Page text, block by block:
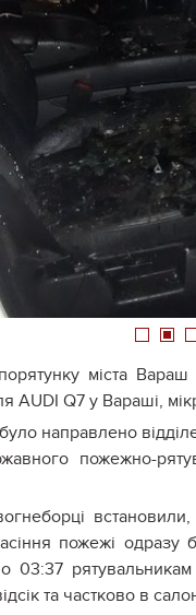
1 2
міста
AUDI Q7 у Вараші,
направлено
пожежно-
пожежі
03:37
та частково в